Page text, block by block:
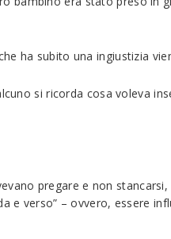
ha subito una ingiustizia
si ricorda cosa voleva
pregare e non
e verso” – ovvero, essere